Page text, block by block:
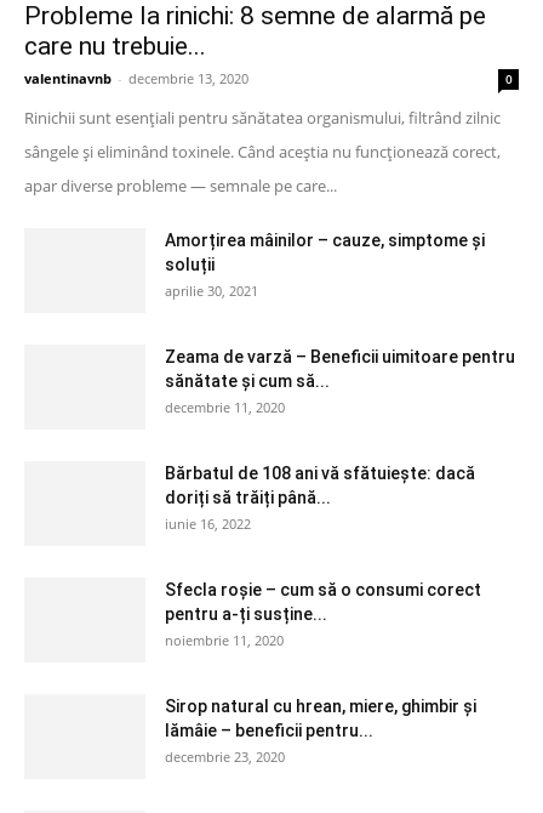
Probleme la rinichi: 8 semne de alarmă pe
care nu trebuie...
valentinavnb - decembrie 13, 2020 0
Rinichii sunt esențiali pentru sănătatea organismului, filtrând zilnic
sângele și eliminând toxinele. Când aceștia nu funcționează corect,
apar diverse probleme — semnale pe care...
Amorțirea mâinilor – cauze, simptome și
soluții
aprilie 30, 2021
Zeama de varză – Beneficii uimitoare pentru
sănătate și cum să...
decembrie 11, 2020
Bărbatul de 108 ani vă sfătuiește: dacă
doriți să trăiți până...
iunie 16, 2022
Sfecla roșie – cum să o consumi corect
pentru a-ți susține...
noiembrie 11, 2020
Sirop natural cu hrean, miere, ghimbir și
lămâie – beneficii pentru...
decembrie 23, 2020